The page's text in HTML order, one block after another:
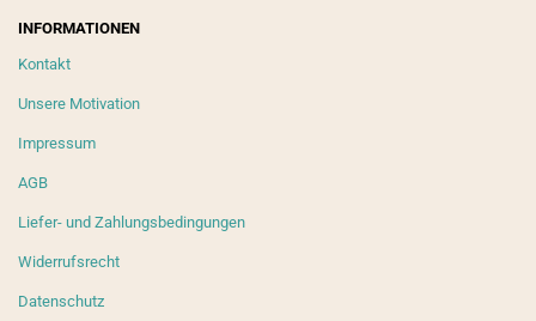
INFORMATIONEN
Kontakt
Unsere Motivation
Impressum
AGB
Liefer- und Zahlungsbedingungen
Widerrufsrecht
Datenschutz